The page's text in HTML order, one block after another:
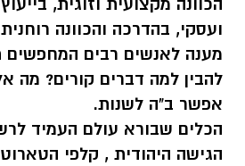
הכוונה מקצועית וזוגית,
ועסקי, בהדרכה והכוונה
מענה לאנשים רבים המחפשים
להבין למה דברים קורים? מה
אפשר ב"ה לשנות.
הכלים שבורא עולם העמיד
הגישה היהודית , קלפי